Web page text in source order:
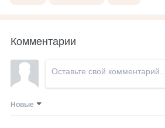
Комментарии
Новые